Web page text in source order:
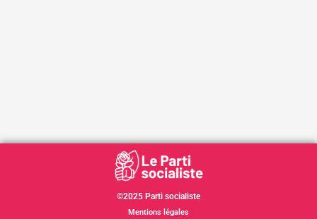
©2025 Parti socialiste
Mentions légales